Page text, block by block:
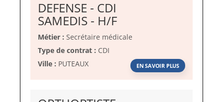
DEFENSE - CDI
SAMEDIS - H/F(Nouvelle
fenêtre)
Métier : Secrétaire médicale
Type de contrat : CDI
Ville : PUTEAUX EN SAVOIR PLUS